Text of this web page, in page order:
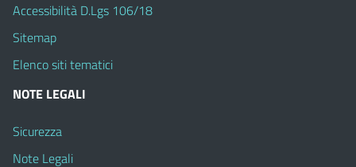
Accessibilità D.Lgs 106/18
Sitemap
Elenco siti tematici
NOTE LEGALI
Sicurezza
Note Legali